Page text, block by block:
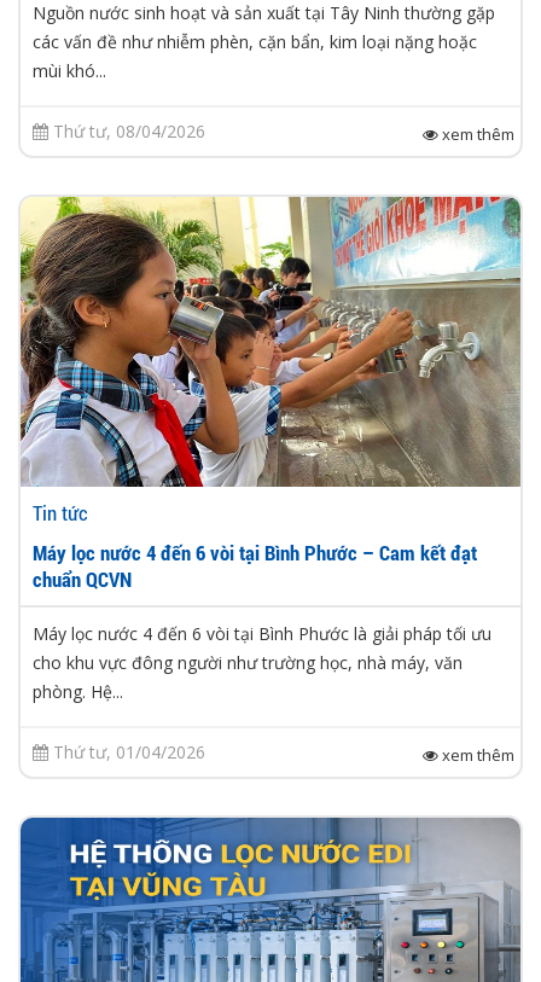
Nguồn nước sinh hoạt và sản xuất tại Tây Ninh thường gặp
các vấn đề như nhiễm phèn, cặn bẩn, kim loại nặng hoặc
mùi khó...
Thứ tư, 08/04/2026 xem thêm
Tin tức
Máy lọc nước 4 đến 6 vòi tại Bình Phước – Cam kết đạt
chuẩn QCVN
Máy lọc nước 4 đến 6 vòi tại Bình Phước là giải pháp tối ưu
cho khu vực đông người như trường học, nhà máy, văn
phòng. Hệ...
Thứ tư, 01/04/2026 xem thêm